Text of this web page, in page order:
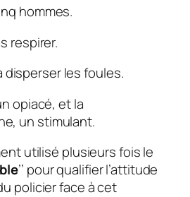
hommes.
respirer.
disperser les foules.
opiacé, et la
un stimulant.
utilisé plusieurs fois le
’’ pour qualifier l’attitude
policier face à cet